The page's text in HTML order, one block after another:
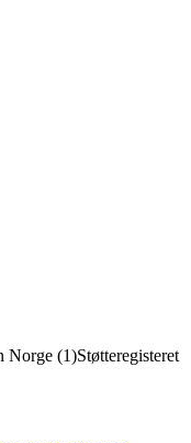
Norge (1)Støtteregisteret